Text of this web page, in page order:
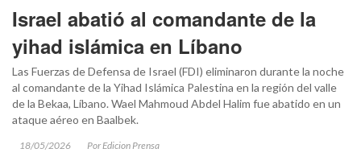
Israel abatió al comandante de la
yihad islámica en Líbano
Las Fuerzas de Defensa de Israel (FDI) eliminaron durante la noche
al comandante de la Yihad Islámica Palestina en la región del valle
de la Bekaa, Líbano. Wael Mahmoud Abdel Halim fue abatido en un
ataque aéreo en Baalbek.
18/05/2026 Por Edicion Prensa